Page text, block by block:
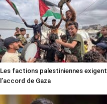
Les factions palestiniennes exigent
l’accord de Gaza